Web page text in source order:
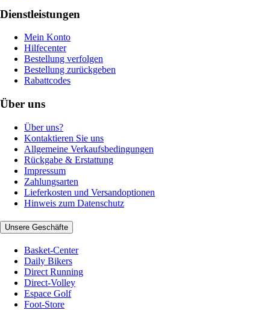
Dienstleistungen
Mein Konto
Hilfecenter
Bestellung verfolgen
Bestellung zurückgeben
Rabattcodes
Über uns
Über uns?
Kontaktieren Sie uns
Allgemeine Verkaufsbedingungen
Rückgabe & Erstattung
Impressum
Zahlungsarten
Lieferkosten und Versandoptionen
Hinweis zum Datenschutz
Unsere Geschäfte
Basket-Center
Daily Bikers
Direct Running
Direct-Volley
Espace Golf
Foot-Store